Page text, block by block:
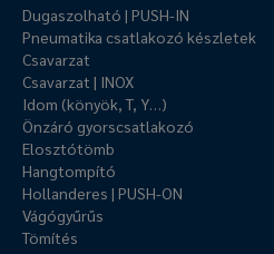
Dugaszolható | PUSH-IN
Pneumatika csatlakozó készletek
Csavarzat
Csavarzat | INOX
Idom (könyök, T, Y…)
Önzáró gyorscsatlakozó
Elosztótömb
Hangtompító
Hollanderes | PUSH-ON
Vágógyűrűs
Tömítés